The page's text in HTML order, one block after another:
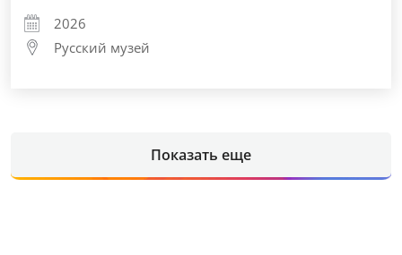
2026
Русский музей
Показать еще